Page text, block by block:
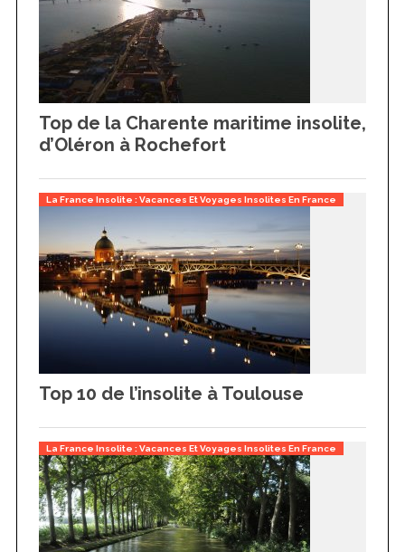
Top de la Charente maritime insolite,
d’Oléron à Rochefort
La France Insolite : Vacances Et Voyages Insolites En France
Top 10 de l’insolite à Toulouse
La France Insolite : Vacances Et Voyages Insolites En France